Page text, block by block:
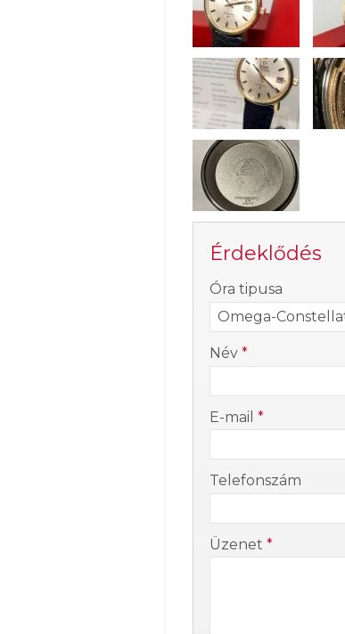
Érdeklődés
-
Óra tipusa
Név *
E-mail *
Telefonszám
Üzenet *